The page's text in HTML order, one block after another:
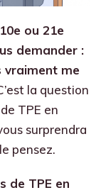
ou 21e
demander :
vraiment me
la question
TPE en
surprendra
pensez.
de TPE en